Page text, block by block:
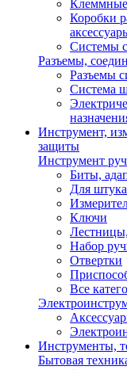
Коробки
Системы
Разъемы,
Разъемы
Система
Инструмент,
защиты
Инструмент
Биты,
Для
Ключи
Набор
Отвертки
Все
Инструменты,
Бытовая